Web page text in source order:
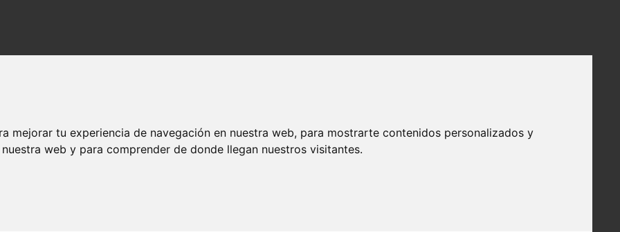
mejorar tu experiencia de navegación en nuestra web, para mostrarte contenidos personalizados y
web y para comprender de donde llegan nuestros visitantes.